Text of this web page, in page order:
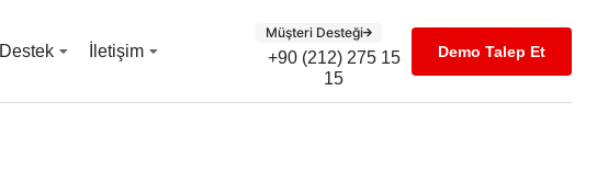
Destek İletişim
Müşteri Desteği
+90 (212) 275 15
15
Demo Talep Et